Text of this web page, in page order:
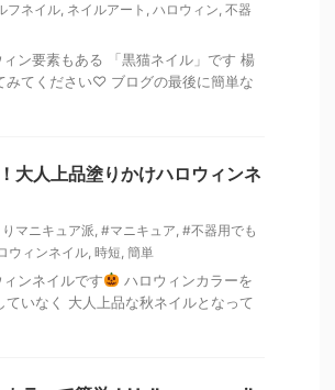
フネイル, ネイルアート , ハロウィン, 不器
ン要素もある 「黒猫ネイル」です 楊
みてください♡ ブログの最後に簡単な
大人上品塗りかけハロウィンネ
マニキュア派, #マニキュア, #不器用でも
ウィンネイル, 時短, 簡単
ンネイルです
ハロウィンカラーを
いなく 大人上品な秋ネイルとなって